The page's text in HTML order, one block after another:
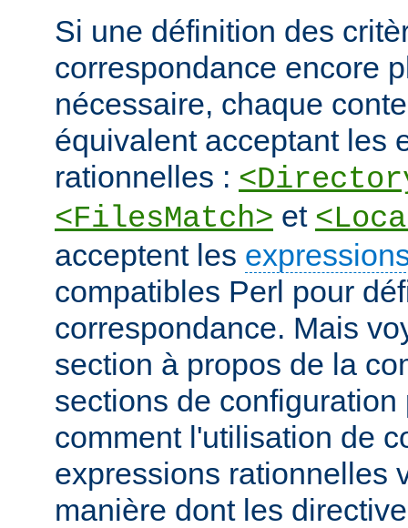
Si une définition des
correspondance encore
nécessaire, chaque
équivalent acceptant les
rationnelles :
<FilesMatch> et
acceptent les
compatibles Perl pour
correspondance. Mais
section à propos de la
sections de
comment l'utilisation de
expressions rationnelles
manière dont les